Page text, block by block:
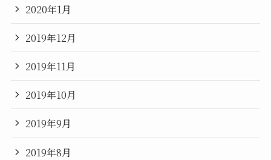
2020年1月
2019年12月
2019年11月
2019年10月
2019年9月
2019年8月